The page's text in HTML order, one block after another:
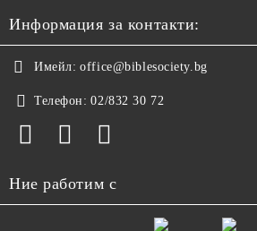
Информация за контакти:
Имейл: office@biblesociety.bg
Телефон: 02/832 30 72
Ние работим с